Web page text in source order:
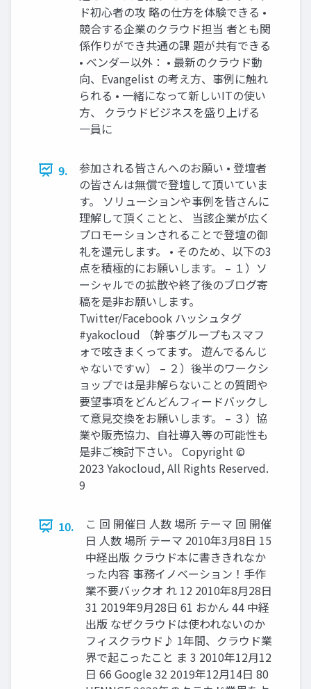
ド初心者の攻 略の仕方を体験できる •
競合する企業のクラウド担当 者とも関
係作りができ共通の課 題が共有できる
• ベンダー以外： • 最新のクラウド動
向、Evangelist の考え方、事例に触れ
られる • 一緒になって新しいITの使い
方、 クラウドビジネスを盛り上げる
一員に
9.
参加される皆さんへのお願い • 登壇者
の皆さんは無償で登壇して頂いていま
す。 ソリューションや事例を皆さんに
理解して頂くことと、 当該企業が広く
プロモーションされることで登壇の御
礼を還元します。 • そのため、以下の3
点を積極的にお願いします。 – １）ソ
ーシャルでの拡散や終了後のブログ寄
稿を是非お願いします。
Twitter/Facebook ハッシュタグ
#yakocloud （幹事グループもスマフ
ォで呟きまくってます。 遊んでるんじ
ゃないですｗ） – ２）後半のワークシ
ョップでは是非解らないことの質問や
要望事項をどんどんフィードバックし
て意見交換をお願いします。 – ３）協
業や販売協力、自社導入等の可能性も
是非ご検討下さい。 Copyright ©
2023 Yakocloud, All Rights Reserved.
9
10.
こ 回 開催日 人数 場所 テーマ 回 開催
日 人数 場所 テーマ 2010年3月8日 15
中経出版 クラウド本に書ききれなか
った内容 事務イノベーション！手作
業不要バックオ れ 12 2010年8月28日
31 2019年9月28日 61 おかん 44 中経
出版 なぜクラウドは使われないのか
フィスクラウド♪ 1年間、クラウド業
界で起こったこと ま 3 2010年12月12
日 66 Google 32 2019年12月14日 80